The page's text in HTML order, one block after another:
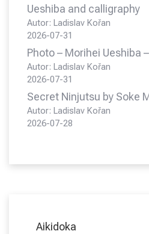
Ueshiba and calligraphy
Autor: Ladislav Kořan
2026-07-31
Photo – Morihei Ueshiba
Autor: Ladislav Kořan
2026-07-31
Secret Ninjutsu by Soke
Autor: Ladislav Kořan
2026-07-28
Aikidoka